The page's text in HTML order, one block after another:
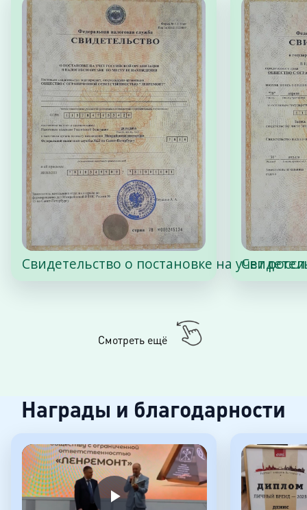
Свидетельство о постановке на учет
Смотреть ещё
Награды и благодарности